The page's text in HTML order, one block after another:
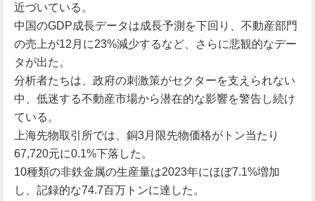
近づいている。
中国のGDP成長データは成長予測を下回り、不動産部門
の売上が12月に23%減少するなど、さらに悲観的なデー
タが出た。
分析者たちは、政府の刺激策がセクターを支えられない
中、低迷する不動産市場から潜在的な影響を警告し続け
ている。
上海先物取引所では、銅3月限先物価格がトン当たり
67,720元に0.1%下落した。
10種類の非鉄金属の生産量は2023年にほぼ7.1%増加
し、記録的な74.7百万トンに達した。